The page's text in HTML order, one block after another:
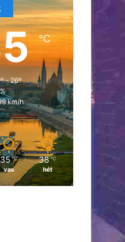
℃
- 26º
km/h
35 ℃
vas
38 ℃
hét